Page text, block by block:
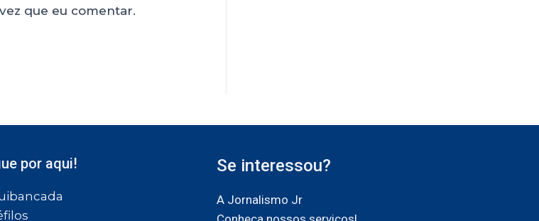
que eu comentar.
por aqui! Se interessou?
A Jornalismo Jr